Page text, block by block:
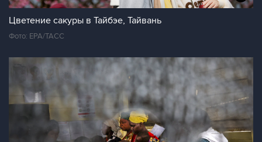
Цветение сакуры в Тайбэе, Тайвань
Фото: ЕРА/ТАСС